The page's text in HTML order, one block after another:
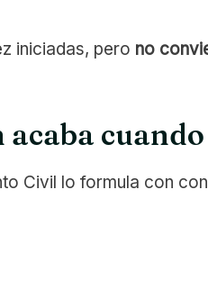
iniciadas, pero no
Civil lo formula con